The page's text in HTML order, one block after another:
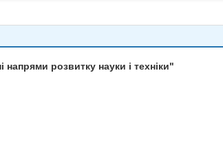
напрями розвитку науки і техніки"